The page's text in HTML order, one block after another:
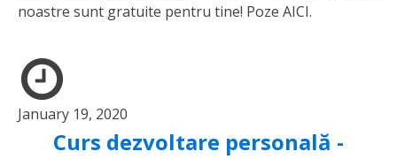
noastre sunt gratuite pentru tine! Poze AICI.
January 19, 2020
Curs dezvoltare personală -